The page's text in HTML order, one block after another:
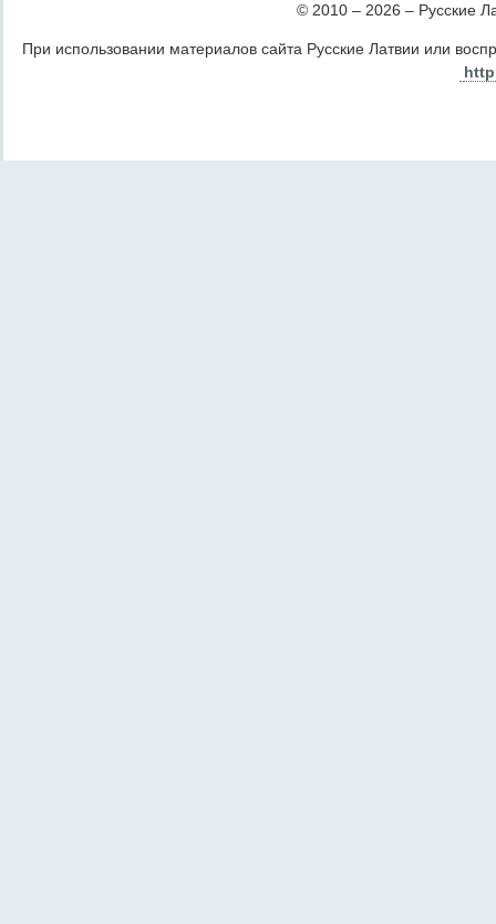
© 2010 – 2026 – Русские
При использовании материалов сайта Русские Латвии или